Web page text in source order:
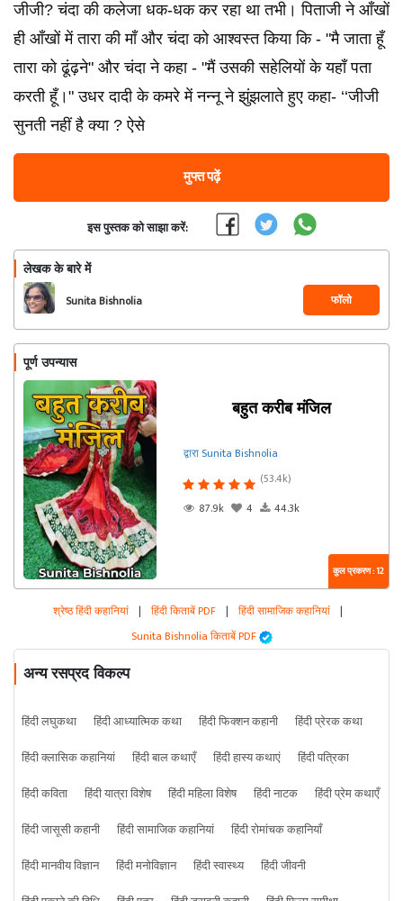
जीजी? चंदा की कलेजा धक-धक कर रहा था तभी। पिताजी ने आँखों
ही आँखों में तारा की माँ और चंदा को आश्वस्त किया कि - "मै जाता हूँ
तारा को ढूंढ़ने" और चंदा ने कहा - "मैं उसकी सहेलियों के यहाँ पता
करती हूँ।" उधर दादी के कमरे में नन्नू ने झुंझलाते हुए कहा- ‘‘जीजी
सुनती नहीं है क्या ? ऐसे
मुफ्त पढ़ें
इस पुस्तक को साझा करें:
लेखक के बारे में
Sunita Bishnolia फॉलो
पूर्ण उपन्यास
बहुत करीब मंजिल
द्वारा Sunita Bishnolia
(53.4k)
87.9k
4 44.3k
कुल प्रकरण : 12
श्रेष्ठ हिंदी कहानियां | हिंदी किताबें PDF | हिंदी सामाजिक कहानियां |
Sunita Bishnolia किताबें PDF
अन्य रसप्रद विकल्प
हिंदी लघुकथा हिंदी आध्यात्मिक कथा हिंदी फिक्शन कहानी
हिंदी प्रेरक कथा
हिंदी क्लासिक कहानियां
हिंदी बाल कथाएँ हिंदी हास्य कथाएं
हिंदी पत्रिका
हिंदी कविता
हिंदी यात्रा विशेष हिंदी महिला विशेष हिंदी नाटक
हिंदी प्रेम कथाएँ
हिंदी जासूसी कहानी
हिंदी सामाजिक कहानियां
हिंदी रोमांचक कहानियाँ
हिंदी मानवीय विज्ञान
हिंदी मनोविज्ञान हिंदी स्वास्थ्य
हिंदी जीवनी